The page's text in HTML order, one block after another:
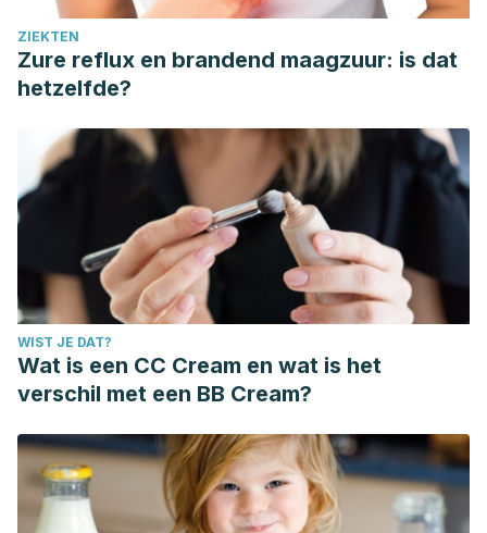
ZIEKTEN
Zure reflux en brandend maagzuur: is dat
hetzelfde?
WIST JE DAT?
Wat is een CC Cream en wat is het
verschil met een BB Cream?